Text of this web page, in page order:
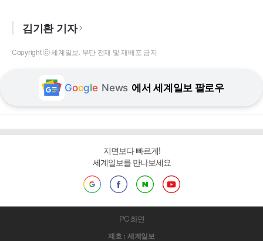
김기환 기자
Copyright ⓒ 세계일보. 무단 전재 및 재배포 금지
Google News 에서 세계일보 팔로우
지면보다 빠르게!
세계일보를 만나보세요
PC 화면
제호 : 세계일보